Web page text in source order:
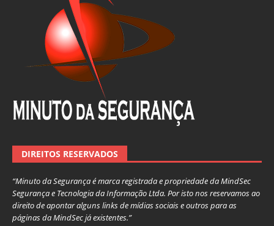
DIREITOS RESERVADOS
“Minuto da Segurança é marca registrada e propriedade da MindSec
Segurança e Tecnologia da Informação Ltda. Por isto nos reservamos ao
direito de apontar alguns links de mídias sociais e outros para as
páginas da MindSec já existentes.”